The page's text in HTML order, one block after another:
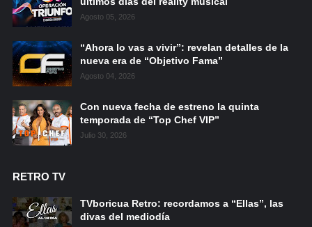
Agosto 05, 2026
“Ahora lo vas a vivir”: revelan detalles de la
nueva era de “Objetivo Fama”
Agosto 04, 2026
Con nueva fecha de estreno la quinta
temporada de “Top Chef VIP”
Julio 30, 2026
RETRO TV
TVboricua Retro: recordamos a “Ellas”, las
divas del mediodía